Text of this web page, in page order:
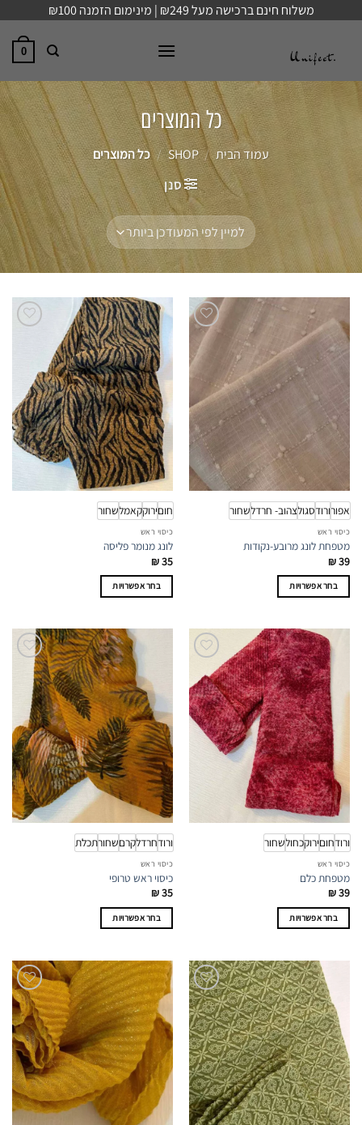
content
משלוח חינם ברכישה מעל ₪249 | מינימום הזמנה ₪100
0
כל המוצרים
עמוד הבית /
SHOP
/ כל המוצרים
סנן
אפורורודסגולצהוב- חרדלשחור
כיסוי ראש
מטפחת לונג מרובע-נקודות
₪39
בחר אפשרויות
מספר
סוגים.
ניתן
לבחור
האפשרויות
בעמוד
המוצר
חוםירוקקאמלשחור
כיסוי ראש
לונג מנומר פליסה
₪35
בחר אפשרויות
לבחור
את
האפשרויות
בעמוד
המוצר
ורודחוםירוקכחולשחור
כיסוי ראש
מטפחת כלם
₪39
בחר אפשרויות
מספר
סוגים.
ניתן
לבחור
את
האפשרויות
בעמוד
המוצר
ורודחרדלקרםשחורתכלת
כיסוי ראש
כיסוי ראש טרופי
₪35
בחר אפשרויות
יש
מספר
סוגים.
ניתן
לבחור
את
האפשרויות
בעמוד
המוצר